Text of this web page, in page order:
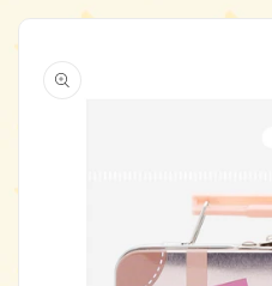
報にス
キップ